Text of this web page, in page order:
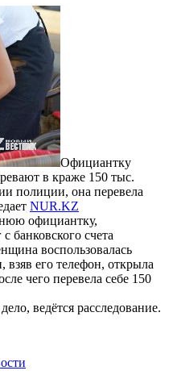
Официантку
в краже 150 тыс.
полиции, она перевела
NUR.KZ
официантку,
банковского счета
воспользовалась
взяв его телефон, открыла
чего перевела себе 150
ведётся расследование.